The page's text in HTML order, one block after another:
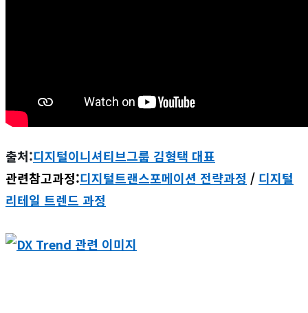
출처:디지털이니셔티브그룹 김형택 대표
관련참고과정:디지털트랜스포메이션 전략과정 / 디지털
리테일 트렌드 과정